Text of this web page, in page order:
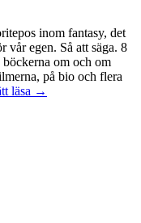
inom fantasy, det
vår egen. Så att säga. 8
böckerna om och om
på bio och flera
läsa Sagan
→